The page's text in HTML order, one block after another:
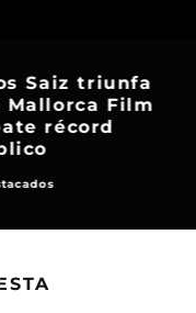
Saiz triunfa
Film
récord